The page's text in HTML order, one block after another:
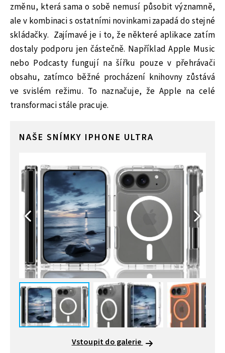
změnu, která sama o sobě nemusí působit významně,
ale v kombinaci s ostatními novinkami zapadá do stejné
skládačky. Zajímavé je i to, že některé aplikace zatím
dostaly podporu jen částečně. Například Apple Music
nebo Podcasty fungují na šířku pouze v přehrávači
obsahu, zatímco běžné procházení knihovny zůstává
ve svislém režimu. To naznačuje, že Apple na celé
transformaci stále pracuje.
NAŠE SNÍMKY IPHONE ULTRA
Vstoupit do galerie